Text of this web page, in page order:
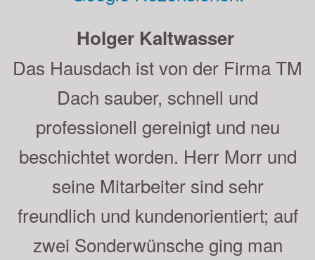
Andreas Strauß
Sehr gute Beratung, saubere und
schnelle Ausführung der Arbeiten.
Herr Moor und sein Mitarbeiter sind
empfehlenswert, was wir gern getan
haben. Auch unsere Nachbarn sind
sehr zufrieden. Die Beschichtung ist
nun schon 5 Jahre auf dem Dach